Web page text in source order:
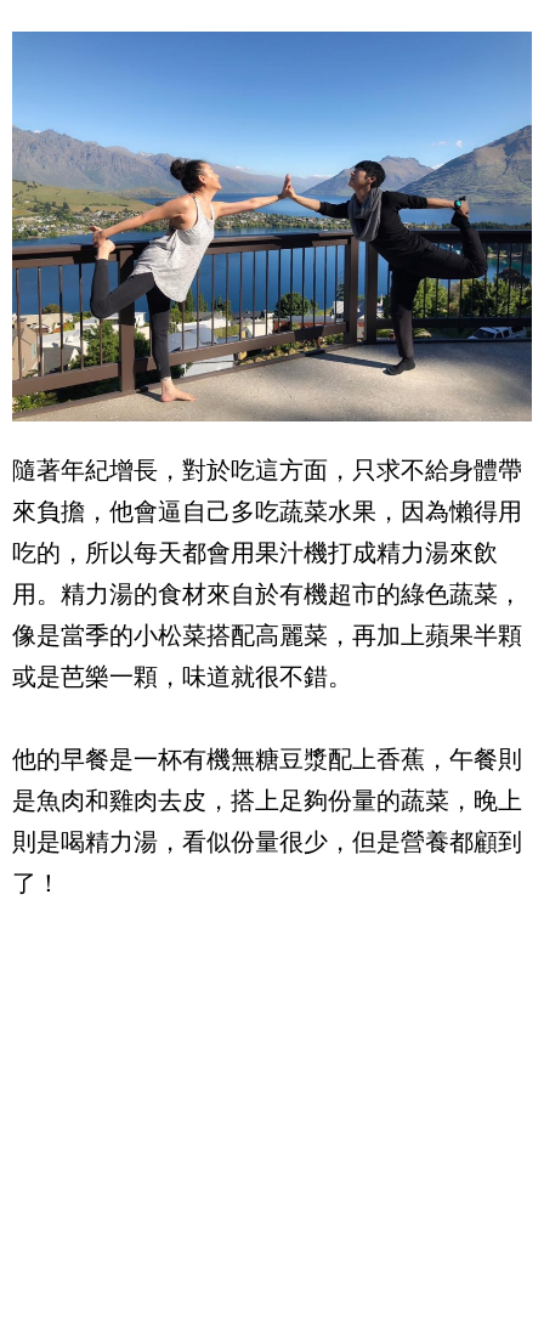
隨著年紀增長，對於吃這方面，只求不給身體帶
來負擔，他會逼自己多吃蔬菜水果，因為懶得用
吃的，所以每天都會用果汁機打成精力湯來飲
用。精力湯的食材來自於有機超市的綠色蔬菜，
像是當季的小松菜搭配高麗菜，再加上蘋果半顆
或是芭樂一顆，味道就很不錯。
他的早餐是一杯有機無糖豆漿配上香蕉，午餐則
是魚肉和雞肉去皮，搭上足夠份量的蔬菜，晚上
則是喝精力湯，看似份量很少，但是營養都顧到
了！